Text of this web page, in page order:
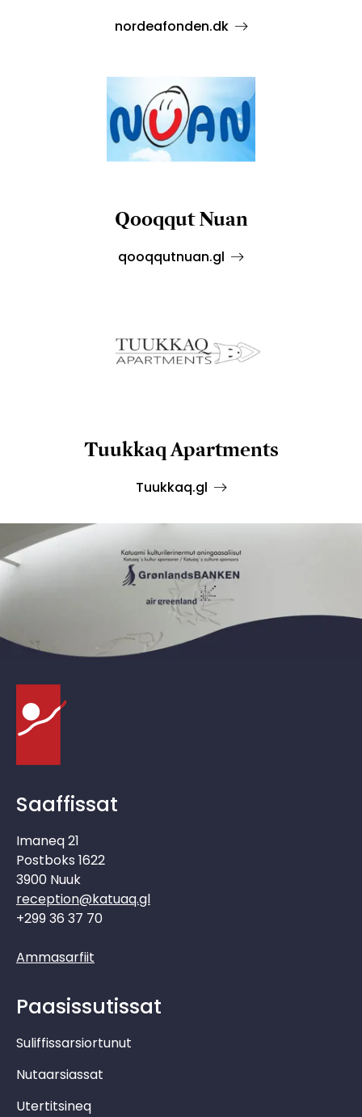
nordeafonden.dk
Qooqqut Nuan
qooqqutnuan.gl
Tuukkaq Apartments
Tuukkaq.gl
Saaffissat
Imaneq 21
Postboks 1622
3900 Nuuk
reception@katuaq.gl
+299 36 37 70
Ammasarfiit
Paasissutissat
Suliffissarsiortunut
Nutaarsiassat
Utertitsineq